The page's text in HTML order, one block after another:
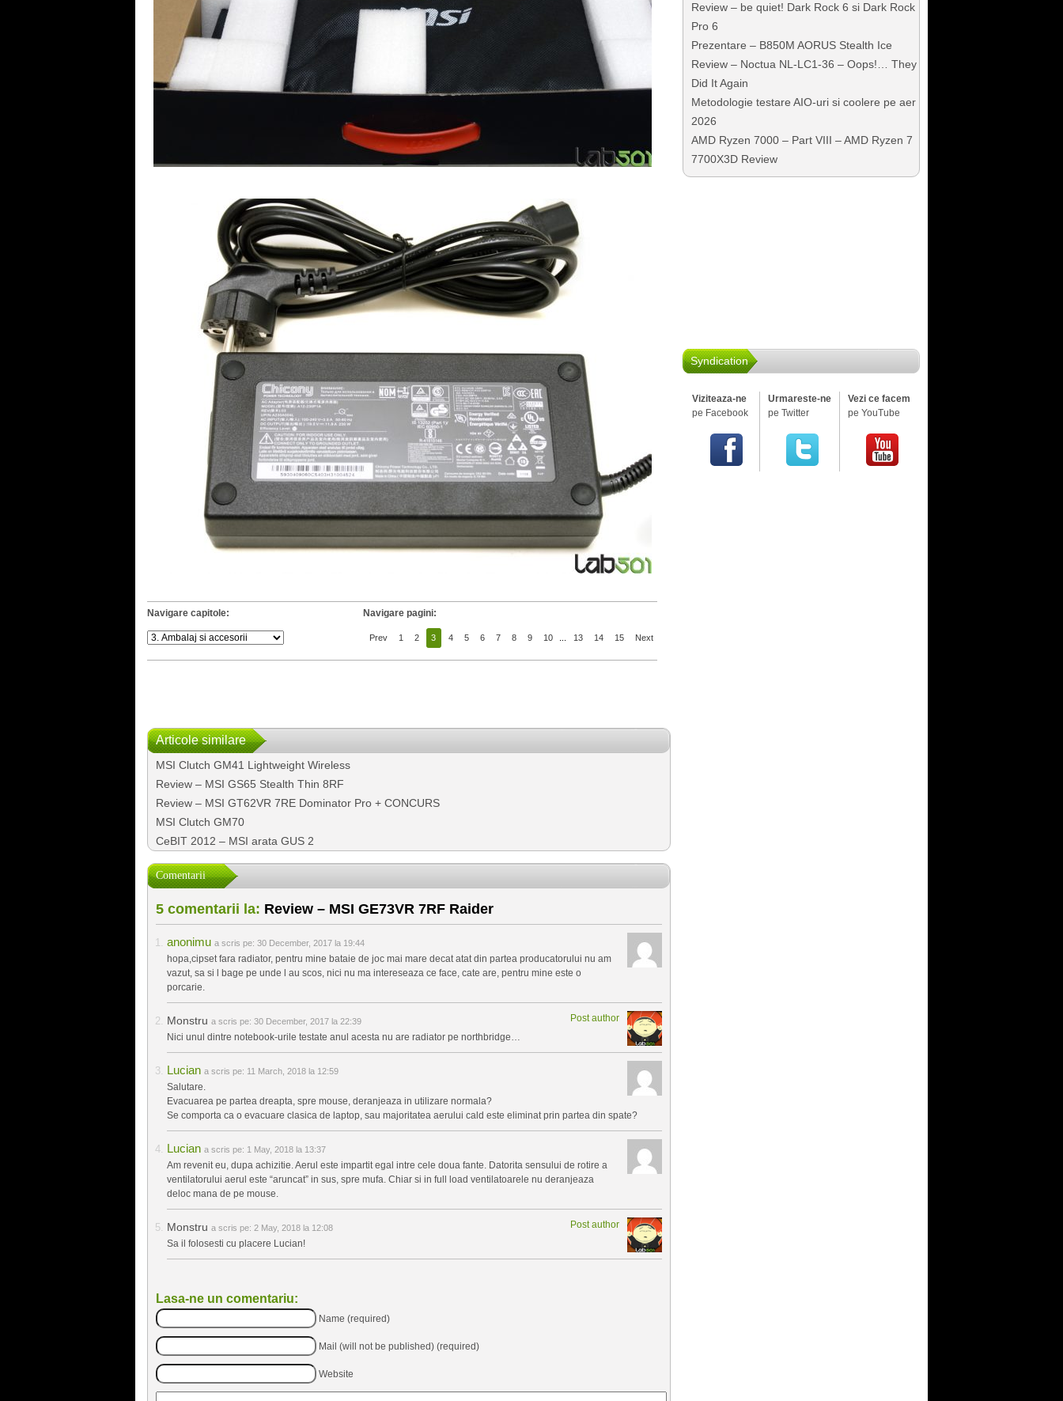
Navigare capitole: Navigare pagini:
Prev 1 2 3 4 5 6 7 8 9 10 13 14 15 Next
Articole similare
MSI Clutch GM41 Lightweight Wireless
Review – MSI GS65 Stealth Thin 8RF
Review – MSI GT62VR 7RE Dominator Pro + CONCURS
MSI Clutch GM70
CeBIT 2012 – MSI arata GUS 2
Comentarii
5 comentarii la: Review – MSI GE73VR 7RF Raider
anonimu a scris pe: 30 December, 2017 la 19:44
hopa,cipset fara radiator, pentru mine bataie de joc mai mare decat atat din partea producatorului nu am
vazut, sa si l bage pe unde l au scos, nici nu ma intereseaza ce face, cate are, pentru mine este o
porcarie.
Monstru Post author
a scris pe: 30 December, 2017 la 22:39
Nici unul dintre notebook-urile testate anul acesta nu are radiator pe northbridge…
Lucian a scris pe: 11 March, 2018 la 12:59
Salutare.
Evacuarea pe partea dreapta, spre mouse, deranjeaza in utilizare normala?
Se comporta ca o evacuare clasica de laptop, sau majoritatea aerului cald este eliminat prin partea din spate?
Lucian a scris pe: 1 May, 2018 la 13:37
Am revenit eu, dupa achizitie. Aerul este impartit egal intre cele doua fante. Datorita sensului de rotire a
ventilatorului aerul este “aruncat” in sus, spre mufa. Chiar si in full load ventilatoarele nu deranjeaza
deloc mana de pe mouse.
Monstru Post author
a scris pe: 2 May, 2018 la 12:08
Sa il folosesti cu placere Lucian!
Lasa-ne un comentariu:
Name (required)
Mail (will not be published) (required)
Website
Review – be quiet! Dark Rock 6 si Dark Rock
Pro 6
Prezentare – B850M AORUS Stealth Ice
Review – Noctua NL-LC1-36 – Oops!… They
Did It Again
Metodologie testare AIO-uri si coolere pe aer
2026
AMD Ryzen 7000 – Part VIII – AMD Ryzen 7
7700X3D Review
Syndication
Viziteaza-ne
pe Facebook
Urmareste-ne
pe Twitter
Vezi ce facem
pe YouTube